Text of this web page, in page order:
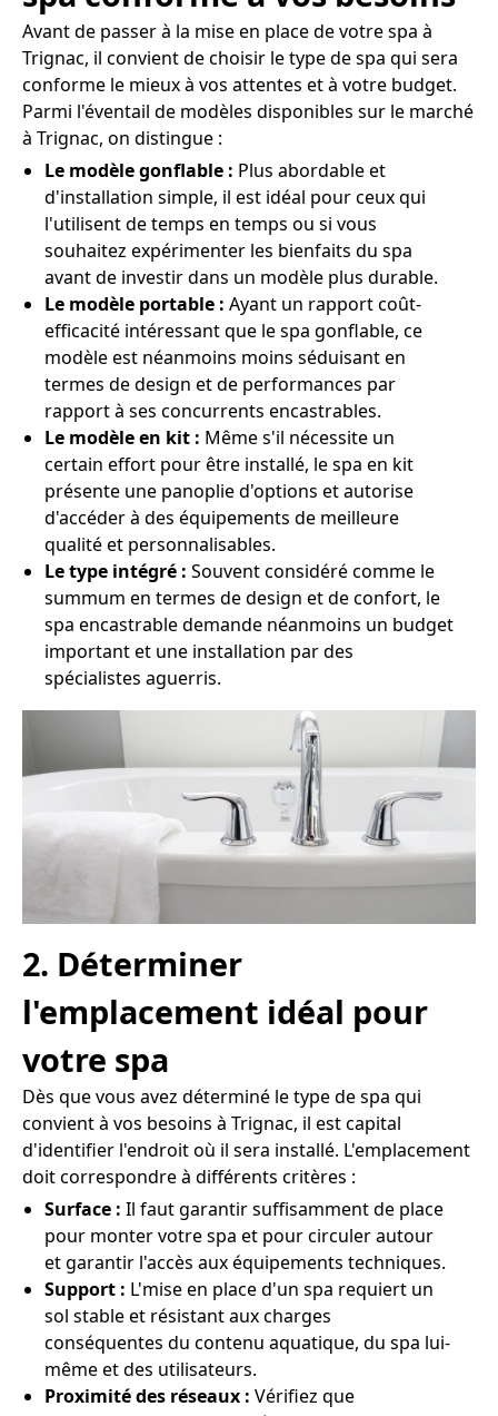
Avant de passer à la mise en place de votre spa à
Trignac, il convient de choisir le type de spa qui sera
conforme le mieux à vos attentes et à votre budget.
Parmi l'éventail de modèles disponibles sur le marché
à Trignac, on distingue :
Le modèle gonflable : Plus abordable et
d'installation simple, il est idéal pour ceux qui
l'utilisent de temps en temps ou si vous
souhaitez expérimenter les bienfaits du spa
avant de investir dans un modèle plus durable.
Le modèle portable : Ayant un rapport coût-
efficacité intéressant que le spa gonflable, ce
modèle est néanmoins moins séduisant en
termes de design et de performances par
rapport à ses concurrents encastrables.
Le modèle en kit : Même s'il nécessite un
certain effort pour être installé, le spa en kit
présente une panoplie d'options et autorise
d'accéder à des équipements de meilleure
qualité et personnalisables.
Le type intégré : Souvent considéré comme le
summum en termes de design et de confort, le
spa encastrable demande néanmoins un budget
important et une installation par des
spécialistes aguerris.
2. Déterminer
l'emplacement idéal pour
votre spa
Dès que vous avez déterminé le type de spa qui
convient à vos besoins à Trignac, il est capital
d'identifier l'endroit où il sera installé. L'emplacement
doit correspondre à différents critères :
Surface : Il faut garantir suffisamment de place
pour monter votre spa et pour circuler autour
et garantir l'accès aux équipements techniques.
Support : L'mise en place d'un spa requiert un
sol stable et résistant aux charges
conséquentes du contenu aquatique, du spa lui-
même et des utilisateurs.
Proximité des réseaux : Vérifiez que